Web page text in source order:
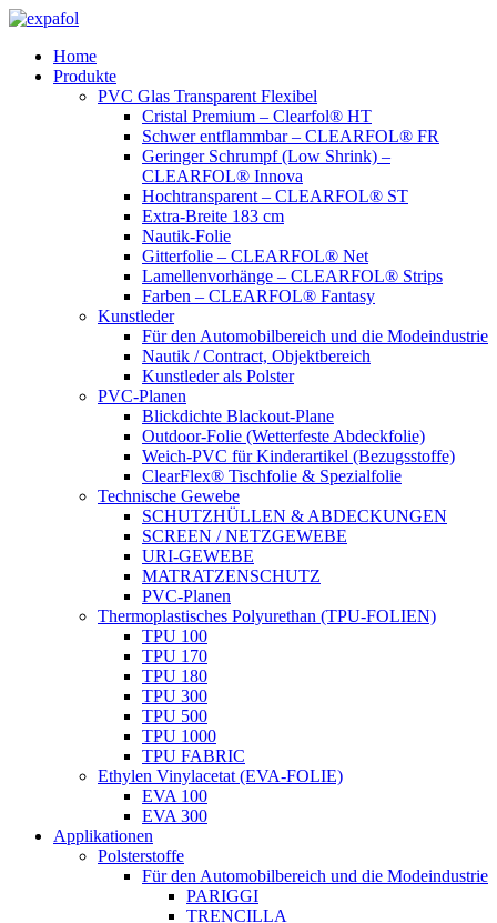
Zum
springenHome
Produkte
PVC Glas Transparent Flexibel
Cristal Premium – Clearfol® HT
Schwer entflammbar – CLEARFOL® FR
Geringer Schrumpf (Low Shrink) –
CLEARFOL® Innova
Hochtransparent – CLEARFOL® ST
Extra-Breite 183 cm
Nautik-Folie
Gitterfolie – CLEARFOL® Net
Lamellenvorhänge – CLEARFOL® Strips
Farben – CLEARFOL® Fantasy
Kunstleder
Für den Automobilbereich und die Modeindustrie
Nautik / Contract, Objektbereich
Kunstleder als Polster
PVC-Planen
Blickdichte Blackout-Plane
Outdoor-Folie (Wetterfeste Abdeckfolie)
Weich-PVC für Kinderartikel (Bezugsstoffe)
ClearFlex® Tischfolie & Spezialfolie
Technische Gewebe
SCHUTZHÜLLEN & ABDECKUNGEN
SCREEN / NETZGEWEBE
URI-GEWEBE
MATRATZENSCHUTZ
PVC-Planen
Thermoplastisches Polyurethan (TPU-FOLIEN)
TPU 100
TPU 170
TPU 180
TPU 300
TPU 500
TPU 1000
TPU FABRIC
Ethylen Vinylacetat (EVA-FOLIE)
EVA 100
EVA 300
Applikationen
Polsterstoffe
Für den Automobilbereich und die Modeindustrie
PARIGGI
TRENCILLA